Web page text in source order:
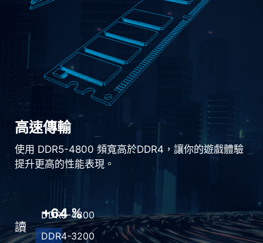
高速傳輸
使用 DDR5-4800 頻寬高於DDR4，讓你的遊戲體驗
提升更高的性能表現。
讀
DDR5-4800
+64 %
DDR4-3200